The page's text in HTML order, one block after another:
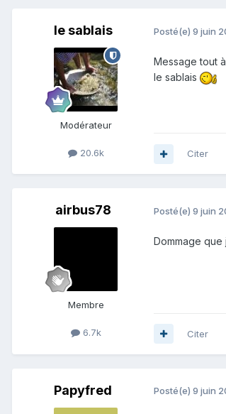
le sablais
Modérateur
20.6k
Posté(e) 9 juin
Message tout
le sablais
Citer
airbus78
Membre
6.7k
Posté(e) 9 juin
Dommage que
Citer
Papyfred Posté(e) 9 juin